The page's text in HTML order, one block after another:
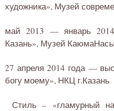
художника», Музей
май 2013 — январь
Казань», Музей
27 апреля 2014 года —
богу моему», НКЦ г.Казань
Стиль – «гламурный